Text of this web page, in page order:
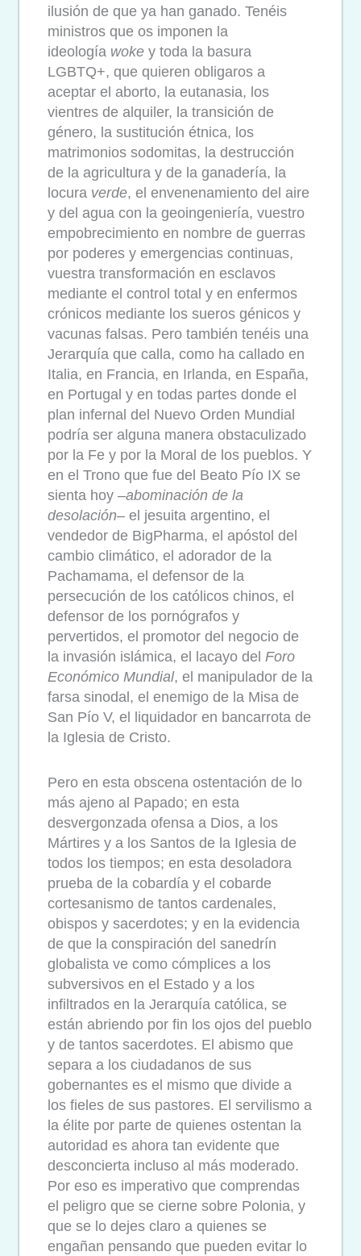
ilusión de que ya han ganado. Tenéis
ministros que os imponen la
ideología woke y toda la basura
LGBTQ+, que quieren obligaros a
aceptar el aborto, la eutanasia, los
vientres de alquiler, la transición de
género, la sustitución étnica, los
matrimonios sodomitas, la destrucción
de la agricultura y de la ganadería, la
locura verde, el envenenamiento del aire
y del agua con la geoingeniería, vuestro
empobrecimiento en nombre de guerras
por poderes y emergencias continuas,
vuestra transformación en esclavos
mediante el control total y en enfermos
crónicos mediante los sueros génicos y
vacunas falsas. Pero también tenéis una
Jerarquía que calla, como ha callado en
Italia, en Francia, en Irlanda, en España,
en Portugal y en todas partes donde el
plan infernal del Nuevo Orden Mundial
podría ser alguna manera obstaculizado
por la Fe y por la Moral de los pueblos. Y
en el Trono que fue del Beato Pío IX se
sienta hoy –abominación de la
desolación– el jesuita argentino, el
vendedor de BigPharma, el apóstol del
cambio climático, el adorador de la
Pachamama, el defensor de la
persecución de los católicos chinos, el
defensor de los pornógrafos y
pervertidos, el promotor del negocio de
la invasión islámica, el lacayo del Foro
Económico Mundial, el manipulador de la
farsa sinodal, el enemigo de la Misa de
San Pío V, el liquidador en bancarrota de
la Iglesia de Cristo.
Pero en esta obscena ostentación de lo
más ajeno al Papado; en esta
desvergonzada ofensa a Dios, a los
Mártires y a los Santos de la Iglesia de
todos los tiempos; en esta desoladora
prueba de la cobardía y el cobarde
cortesanismo de tantos cardenales,
obispos y sacerdotes; y en la evidencia
de que la conspiración del sanedrín
globalista ve como cómplices a los
subversivos en el Estado y a los
infiltrados en la Jerarquía católica, se
están abriendo por fin los ojos del pueblo
y de tantos sacerdotes. El abismo que
separa a los ciudadanos de sus
gobernantes es el mismo que divide a
los fieles de sus pastores. El servilismo a
la élite por parte de quienes ostentan la
autoridad es ahora tan evidente que
desconcierta incluso al más moderado.
Por eso es imperativo que comprendas
el peligro que se cierne sobre Polonia, y
que se lo dejes claro a quienes se
engañan pensando que pueden evitar lo